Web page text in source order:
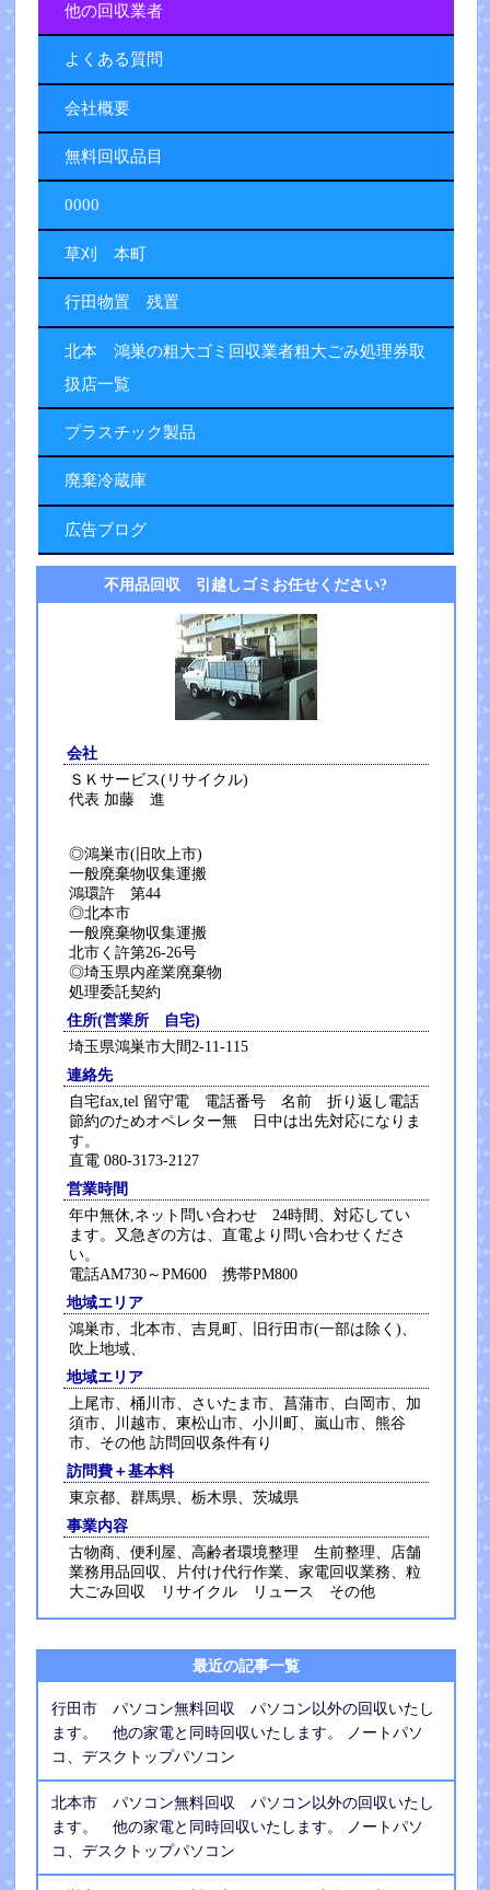
他の回収業者
よくある質問
会社概要
無料回収品目
0000
草刈 本町
行田物置 残置
北本 鴻巣の粗大ゴミ回収業者粗大ごみ処理券取
扱店一覧
プラスチック製品
廃棄冷蔵庫
広告ブログ
不用品回収 引越しゴミお任せください?
会社
ＳＫサービス(リサイクル)
代表 加藤 進
◎鴻巣市(旧吹上市)
一般廃棄物収集運搬
鴻環許 第44
◎北本市
一般廃棄物収集運搬
北市く許第26-26号
◎埼玉県内産業廃棄物
処理委託契約
住所(営業所 自宅)
埼玉県鴻巣市大間2-11-115
連絡先
自宅fax,tel 留守電 電話番号 名前 折り返し電話
節約のためオペレター無 日中は出先対応になりま
す。
直電 080-3173-2127
営業時間
年中無休,ネット問い合わせ 24時間、対応してい
ます。又急ぎの方は、直電より問い合わせくださ
い。
電話AM730～PM600 携帯PM800
地域エリア
鴻巣市、北本市、吉見町、旧行田市(一部は除く)、
吹上地域、
地域エリア
上尾市、桶川市、さいたま市、菖蒲市、白岡市、加
須市、川越市、東松山市、小川町、嵐山市、熊谷
市、その他 訪問回収条件有り
訪問費＋基本料
東京都、群馬県、栃木県、茨城県
事業内容
古物商、便利屋、高齢者環境整理 生前整理、店舗
業務用品回収、片付け代行作業、家電回収業務、粒
大ごみ回収 リサイクル リュース その他
最近の記事一覧
行田市 パソコン無料回収 パソコン以外の回収いたし
ます。 他の家電と同時回収いたします。 ノートパソ
コ、デスクトップパソコン
北本市 パソコン無料回収 パソコン以外の回収いたし
ます。 他の家電と同時回収いたします。 ノートパソ
コ、デスクトップパソコン